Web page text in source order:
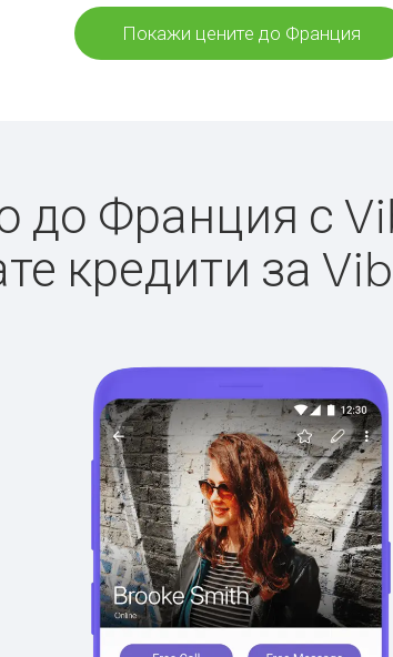
Покажи цените до Франция
до Франция с
кредити за